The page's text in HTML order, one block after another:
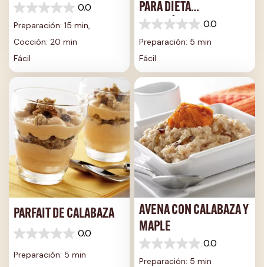
0.0
0.0
de
estrellas.
Preparación: 15 min,
Cocción: 20 min
Fácil
PARA DIETA
CETOGÉNICA 0.0
0.0
de
estrellas.
Preparación: 5 min
Fácil
PARFAIT DE CALABAZA
0.0
0.0
5
Preparación: 5 min
AVENA CON CALABAZA Y
MAPLE
0.0
0.0
de
Preparación: 5 min